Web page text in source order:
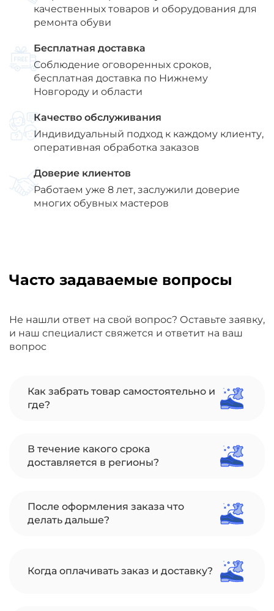
качественных товаров и оборудования для
ремонта обуви
Бесплатная доставка
Соблюдение оговоренных сроков,
бесплатная доставка по Нижнему
Новгороду и области
Качество обслуживания
Индивидуальный подход к каждому клиенту,
оперативная обработка заказов
Доверие клиентов
Работаем уже 8 лет, заслужили доверие
многих обувных мастеров
Часто задаваемые вопросы
Не нашли ответ на свой вопрос? Оставьте заявку,
и наш специалист свяжется и ответит на ваш
вопрос
Как забрать товар самостоятельно и
где?
В течение какого срока
доставляется в регионы?
После оформления заказа что
делать дальше?
Когда оплачивать заказ и доставку?